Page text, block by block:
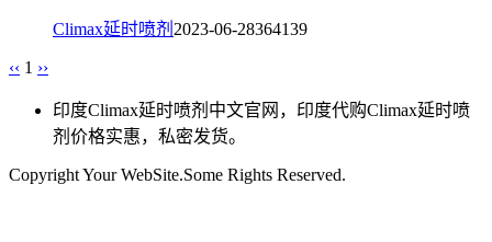
Climax延时喷剂 2023-06-28364139
‹‹ 1 ››
印度Climax延时喷剂中文官网，印度代购Climax延时喷
剂价格实惠，私密发货。
Copyright Your WebSite.Some Rights Reserved.